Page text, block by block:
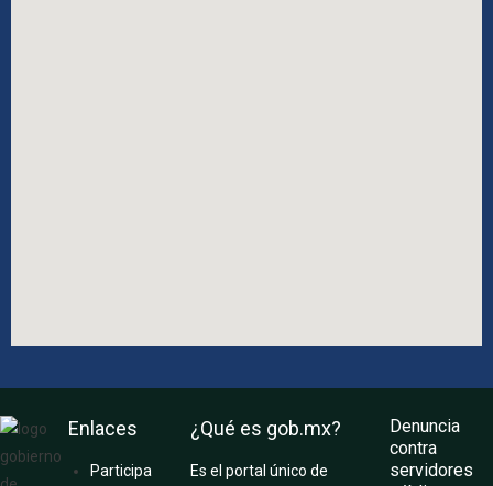
Enlaces
Participa
¿Qué es gob.mx?
Es el portal único de
Denuncia
contra
servidores